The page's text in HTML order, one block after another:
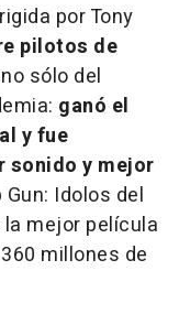
por Tony
pilotos de
sólo del
ganó el
y fue
sonido y mejor
Gun: Idolos del
mejor película
millones de